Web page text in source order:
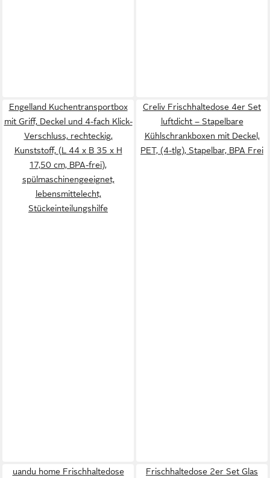
Engelland Kuchentransportbox
mit Griff, Deckel und 4-fach Klick-
Verschluss, rechteckig,
Kunststoff, (L 44 x B 35 x H
17,50 cm, BPA-frei),
spülmaschinengeeignet,
lebensmittelecht,
Stückeinteilungshilfe
Creliv Frischhaltedose 4er Set
luftdicht – Stapelbare
Kühlschrankboxen mit Deckel,
PET, (4-tlg), Stapelbar, BPA Frei
uandu home Frischhaltedose
Frischhaltedose 2er Set Glas